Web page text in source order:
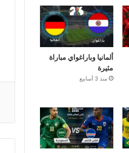
ألمانيا وباراغواي مباراة
مثيرة
منذ 3 أسابيع